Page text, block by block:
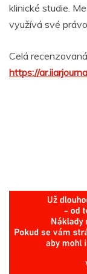
klinické studie.
využívá své
Celá
https://